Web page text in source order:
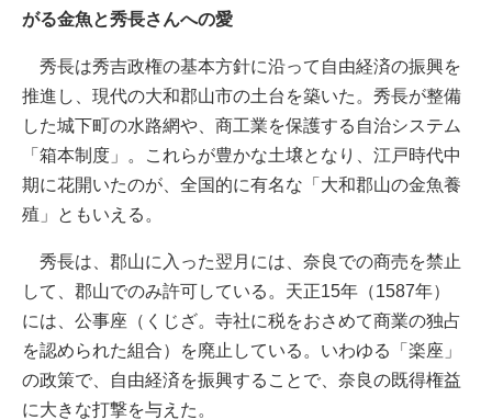
がる金魚と秀長さんへの愛
秀長は秀吉政権の基本方針に沿って自由経済の振興を
推進し、現代の大和郡山市の土台を築いた。秀長が整備
した城下町の水路網や、商工業を保護する自治システム
「箱本制度」。これらが豊かな土壌となり、江戸時代中
期に花開いたのが、全国的に有名な「大和郡山の金魚養
殖」ともいえる。
秀長は、郡山に入った翌月には、奈良での商売を禁止
して、郡山でのみ許可している。天正15年（1587年）
には、公事座（くじざ。寺社に税をおさめて商業の独占
を認められた組合）を廃止している。いわゆる「楽座」
の政策で、自由経済を振興することで、奈良の既得権益
に大きな打撃を与えた。